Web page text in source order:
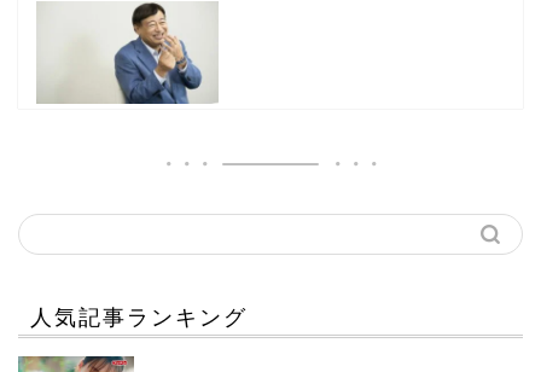
人気記事ランキング